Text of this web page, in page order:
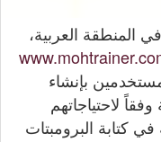
المنطقة العربية،
بإنشاء
لاحتياجاتهم
كتابة البرومبتات